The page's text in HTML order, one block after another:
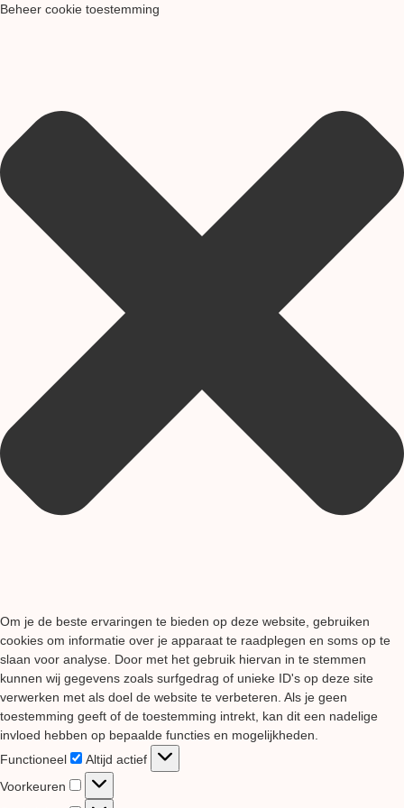
Beheer cookie toestemming
Om je de beste ervaringen te bieden op deze website, gebruiken
cookies om informatie over je apparaat te raadplegen en soms op te
slaan voor analyse. Door met het gebruik hiervan in te stemmen
kunnen wij gegevens zoals surfgedrag of unieke ID's op deze site
verwerken met als doel de website te verbeteren. Als je geen
toestemming geeft of de toestemming intrekt, kan dit een nadelige
invloed hebben op bepaalde functies en mogelijkheden.
Functioneel
Functioneel
Altijd actief
Voorkeuren
Voorkeuren